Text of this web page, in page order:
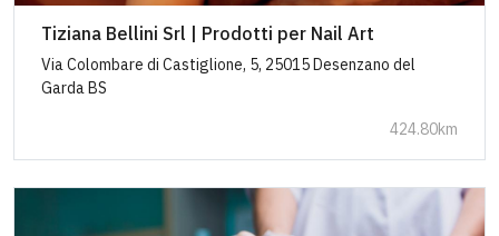
Tiziana Bellini Srl | Prodotti per Nail Art
Via Colombare di Castiglione, 5, 25015 Desenzano del
Garda BS
424.80km